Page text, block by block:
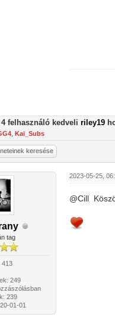
felhasználó kedveliriley19
,Kai_Subs
keresése
tag
413
249
239
01-01
2023-05-25,
@Cill